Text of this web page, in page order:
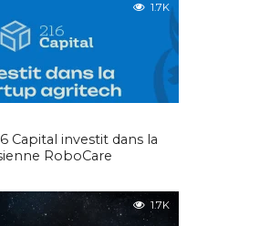
1.7K
Capital investit dans la
RoboCare
1.7K